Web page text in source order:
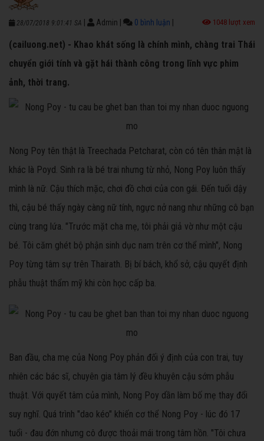
28/07/2018 9:01:41 SA Admin 0 bình luận 1048 lượt xem
(cailuong.net) - Khao khát sống là chính mình, chàng trai Thái
chuyển giới tính và gặt hái thành công trong lĩnh vực phim
ảnh, thời trang.
Nong Poy tên thật là Treechada Petcharat, còn có tên thân mật là
khác là Poyd. Sinh ra là bé trai nhưng từ nhỏ, Nong Poy luôn thấy
mình là nữ. Cậu thích mặc, chơi đồ chơi của con gái. Đến tuổi dậy
thì, cậu bé thấy ngày càng nữ tính, ngực nở nang như những cô bạn
cùng trang lứa. "Trước mặt cha mẹ, tôi phải giả vờ như một cậu
bé. Tôi căm ghét bộ phận sinh dục nam trên cơ thể mình", Nong
Poy từng tâm sự trên Thairath. Bị bí bách, khổ sở, cậu quyết định
phẫu thuật thẩm mỹ khi còn học cấp ba.
Ban đầu, cha mẹ của Nong Poy phản đối ý định của con trai, tuy
nhiên các bác sĩ, chuyên gia tâm lý đều khuyên cậu sớm phẫu
thuật. Với quyết tâm của mình, Nong Poy dần làm bố mẹ thay đổi
suy nghĩ. Quá trình "dao kéo" khiến cơ thể Nong Poy - lúc đó 17
tuổi - đau đớn nhưng cô được thoải mái trong tâm hồn. "Tôi chưa